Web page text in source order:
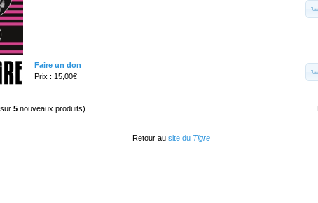
Faire un don
Prix : 15,00€
5 nouveaux produits)
Retour au site du Tigre